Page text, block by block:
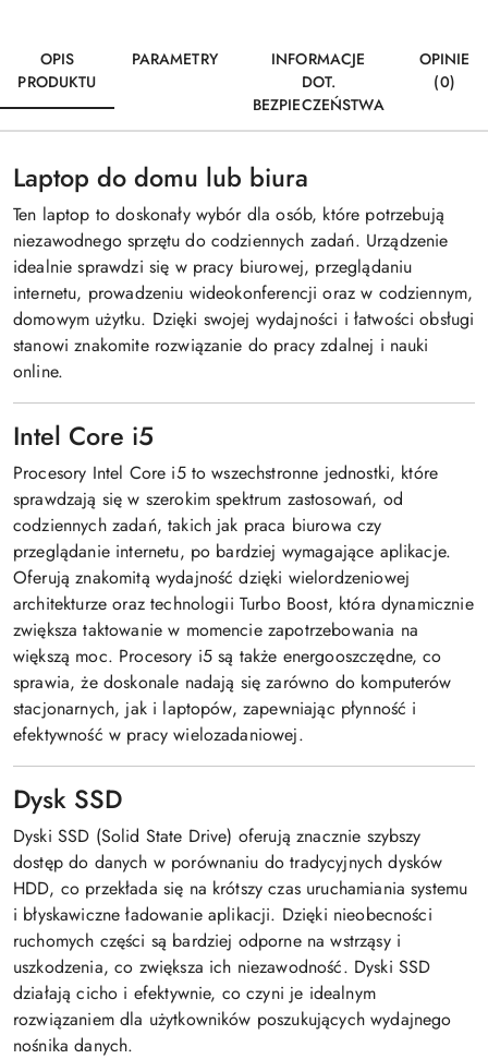
OPIS
PRODUKTU
PARAMETRY
INFORMACJE
DOT.
BEZPIECZEŃSTWA
OPINIE
(0)
Laptop do domu lub biura
Ten laptop to doskonały wybór dla osób, które potrzebują
niezawodnego sprzętu do codziennych zadań. Urządzenie
idealnie sprawdzi się w pracy biurowej, przeglądaniu
internetu, prowadzeniu wideokonferencji oraz w codziennym,
domowym użytku. Dzięki swojej wydajności i łatwości obsługi
stanowi znakomite rozwiązanie do pracy zdalnej i nauki
online.
Intel Core i5
Procesory Intel Core i5 to wszechstronne jednostki, które
sprawdzają się w szerokim spektrum zastosowań, od
codziennych zadań, takich jak praca biurowa czy
przeglądanie internetu, po bardziej wymagające aplikacje.
Oferują znakomitą wydajność dzięki wielordzeniowej
architekturze oraz technologii Turbo Boost, która dynamicznie
zwiększa taktowanie w momencie zapotrzebowania na
większą moc. Procesory i5 są także energooszczędne, co
sprawia, że doskonale nadają się zarówno do komputerów
stacjonarnych, jak i laptopów, zapewniając płynność i
efektywność w pracy wielozadaniowej.
Dysk SSD
Dyski SSD (Solid State Drive) oferują znacznie szybszy
dostęp do danych w porównaniu do tradycyjnych dysków
HDD, co przekłada się na krótszy czas uruchamiania systemu
i błyskawiczne ładowanie aplikacji. Dzięki nieobecności
ruchomych części są bardziej odporne na wstrząsy i
uszkodzenia, co zwiększa ich niezawodność. Dyski SSD
działają cicho i efektywnie, co czyni je idealnym
rozwiązaniem dla użytkowników poszukujących wydajnego
nośnika danych.